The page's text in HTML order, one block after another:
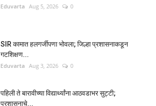
Eduvarta Aug 5, 2026 0
SIR कामात हलगर्जीपणा भोवला; जिल्हा प्रशासनाकडून
गटशिक्षण...
Eduvarta Aug 3, 2026 0
पहिली ते बारावीच्या विद्यार्थ्यांना आठवडाभर सुट्टी;
प्रशासनाचे...